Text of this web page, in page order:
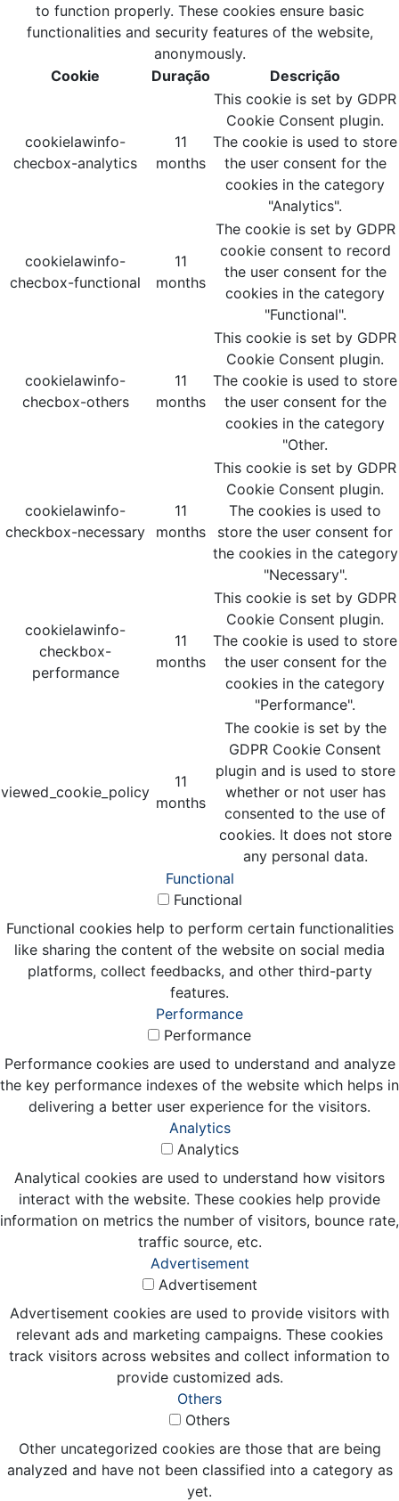
to function properly. These cookies ensure basic
functionalities and security features of the website,
anonymously.
Cookie
Duração Descrição
cookielawinfo-
checbox-analytics
11
months
This cookie is set by GDPR
Cookie Consent plugin.
The cookie is used to store
the user consent for the
cookies in the category
"Analytics".
cookielawinfo-
checbox-functional
11
months
The cookie is set by GDPR
cookie consent to record
the user consent for the
cookies in the category
"Functional".
cookielawinfo-
checbox-others
11
months
This cookie is set by GDPR
Cookie Consent plugin.
The cookie is used to store
the user consent for the
cookies in the category
"Other.
cookielawinfo-
checkbox-necessary
11
months
This cookie is set by GDPR
Cookie Consent plugin.
The cookies is used to
store the user consent for
the cookies in the category
"Necessary".
cookielawinfo-
checkbox-
performance
11
months
This cookie is set by GDPR
Cookie Consent plugin.
The cookie is used to store
the user consent for the
cookies in the category
"Performance".
viewed_cookie_policy
11
months
The cookie is set by the
GDPR Cookie Consent
plugin and is used to store
whether or not user has
consented to the use of
cookies. It does not store
any personal data.
Functional
Functional
Functional cookies help to perform certain functionalities
like sharing the content of the website on social media
platforms, collect feedbacks, and other third-party
features.
Performance
Performance
Performance cookies are used to understand and analyze
the key performance indexes of the website which helps in
delivering a better user experience for the visitors.
Analytics
Analytics
Analytical cookies are used to understand how visitors
interact with the website. These cookies help provide
information on metrics the number of visitors, bounce rate,
traffic source, etc.
Advertisement
Advertisement
Advertisement cookies are used to provide visitors with
relevant ads and marketing campaigns. These cookies
track visitors across websites and collect information to
provide customized ads.
Others
Others
Other uncategorized cookies are those that are being
analyzed and have not been classified into a category as
yet.